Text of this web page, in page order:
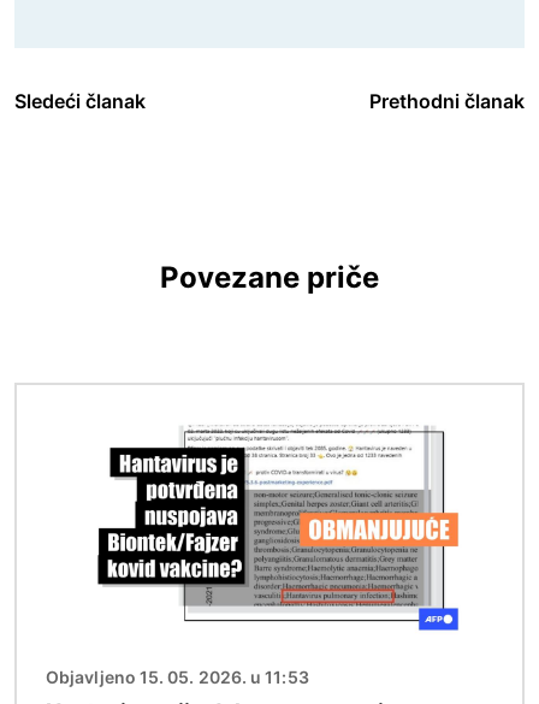
Sledeći članak Prethodni članak
Povezane priče
Objavljeno 15. 05. 2026. u 11:53